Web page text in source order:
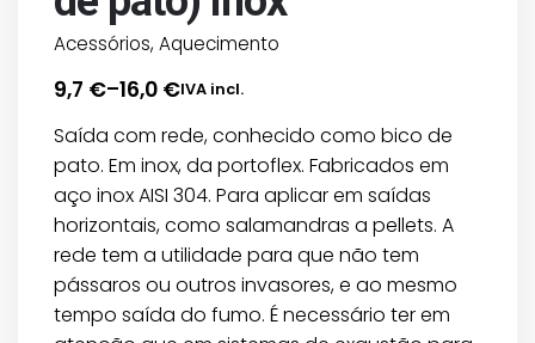
Acessórios, Aquecimento
9,7 €–16,0 €
Price
range:
9,7 €
through
16,0 €
IVA incl.
Saída com rede, conhecido como bico de
pato. Em inox, da portoflex. Fabricados em
aço inox AISI 304. Para aplicar em saídas
horizontais, como salamandras a pellets. A
rede tem a utilidade para que não tem
pássaros ou outros invasores, e ao mesmo
tempo saída do fumo. É necessário ter em